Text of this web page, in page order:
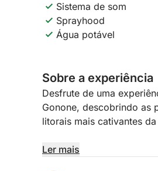
Sistema de som
Sprayhood
Água potável
Sobre a experiência
Desfrute de uma
Gonone, descobrindo as
litorais mais cativantes
Você navegará ao longo
Ler mais